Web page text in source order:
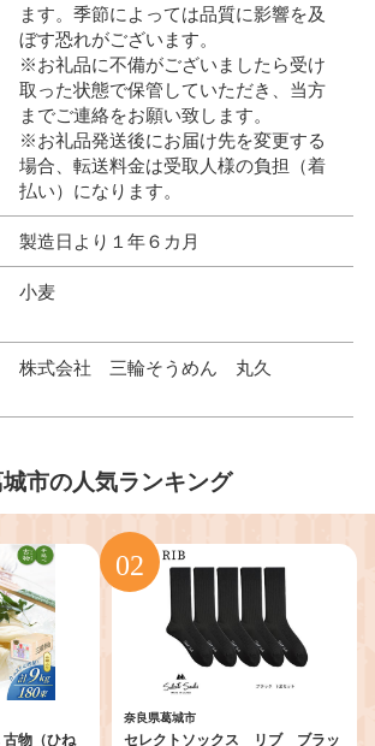
ます。季節によっては品質に影響を及
ぼす恐れがございます。
※お礼品に不備がございましたら受け
取った状態で保管していただき、当方
までご連絡をお願い致します。
※お礼品発送後にお届け先を変更する
場合、転送料金は受取人様の負担（着
払い）になります。
製造日より１年６カ月
小麦
株式会社 三輪そうめん 丸久
市の人気ランキング
物（ひね
奈良県葛城市
セレクトソックス リブ ブラッ